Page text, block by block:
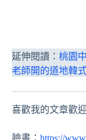
延伸閱讀： 桃園
老師開的道地韓
喜歡我的文章歡
臉書： https://